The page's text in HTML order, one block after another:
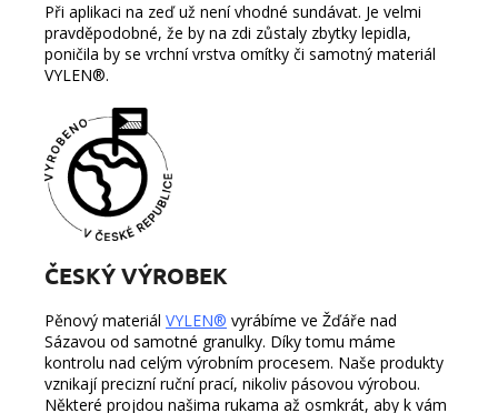
Při aplikaci na zeď už není vhodné sundávat. Je velmi
pravděpodobné, že by na zdi zůstaly zbytky lepidla,
poničila by se vrchní vrstva omítky či samotný materiál
VYLEN®.
ČESKÝ VÝROBEK
Pěnový materiál VYLEN® vyrábíme ve Žďáře nad
Sázavou od samotné granulky. Díky tomu máme
kontrolu nad celým výrobním procesem. Naše produkty
vznikají precizní ruční prací, nikoliv pásovou výrobou.
Některé projdou našima rukama až osmkrát, aby k vám